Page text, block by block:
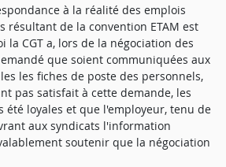
à la réalité des emplois
résultant de la convention ETAM est
la CGT a, lors de la négociation des
que soient communiquées aux
les fiches de poste des personnels,
pas satisfait à cette demande, les
été loyales et que l'employeur, tenu de
aux syndicats l'information
soutenir que la négociation